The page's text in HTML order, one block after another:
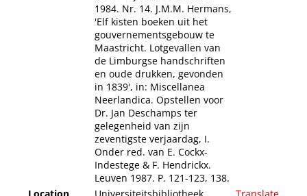
1984. Nr. 14. J.M.M. Hermans,
'Elf kisten boeken uit het
gouvernementsgebouw te
Maastricht. Lotgevallen van
de Limburgse handschriften
en oude drukken, gevonden
in 1839', in: Miscellanea
Neerlandica. Opstellen voor
Dr. Jan Deschamps ter
gelegenheid van zijn
zeventigste verjaardag, I.
Onder red. van E. Cockx-
Indestege & F. Hendrickx.
Leuven 1987. P. 121-123, 138.